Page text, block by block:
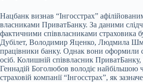
Нацбанк визнав “Інгосстрах”
власниками ПриватБанку. За даними
фактичними співвласниками страховика
Дубілет, Володимир Яценко, Людмила
працівники банку. Однак вони оформили
осіб. Колишній співвласник ПриватБанку,
Геннадій Боголюбов володіє найбільшою
страховій компанії “Інгосстрах”, як